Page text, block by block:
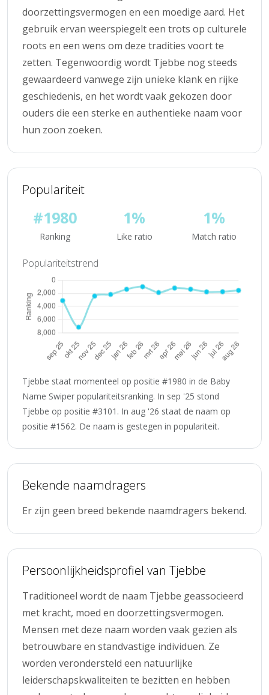
doorzettingsvermogen en een moedige aard. Het
gebruik ervan weerspiegelt een trots op culturele
roots en een wens om deze tradities voort te
zetten. Tegenwoordig wordt Tjebbe nog steeds
gewaardeerd vanwege zijn unieke klank en rijke
geschiedenis, en het wordt vaak gekozen door
ouders die een sterke en authentieke naam voor
hun zoon zoeken.
Populariteit
#1980
Ranking
1%
Like ratio
1%
Match ratio
Populariteitstrend
Tjebbe staat momenteel op positie #1980 in de Baby
Name Swiper populariteitsranking. In sep '25 stond
Tjebbe op positie #3101. In aug '26 staat de naam op
positie #1562. De naam is gestegen in populariteit.
Bekende naamdragers
Er zijn geen breed bekende naamdragers bekend.
Persoonlijkheidsprofiel van Tjebbe
Traditioneel wordt de naam Tjebbe geassocieerd
met kracht, moed en doorzettingsvermogen.
Mensen met deze naam worden vaak gezien als
betrouwbare en standvastige individuen. Ze
worden verondersteld een natuurlijke
leiderschapskwaliteiten te bezitten en hebben